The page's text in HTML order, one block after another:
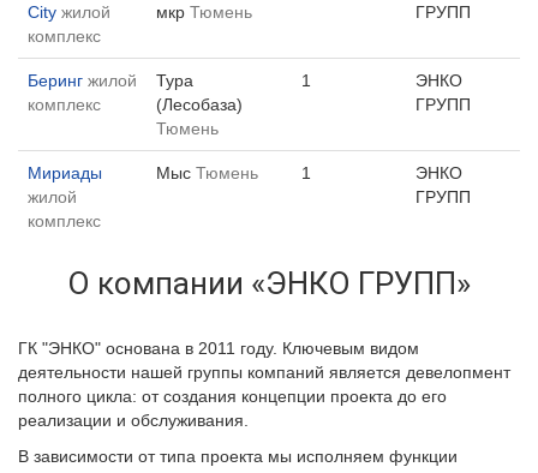
City жилой
комплекс
мкр Тюмень
ГРУПП
Беринг жилой
комплекс
Тура
(Лесобаза)
Тюмень
1
ЭНКО
ГРУПП
Мириады
жилой
комплекс
Мыс Тюмень 1
ЭНКО
ГРУПП
О компании «ЭНКО ГРУПП»
ГК "ЭНКО" основана в 2011 году. Ключевым видом
деятельности нашей группы компаний является девелопмент
полного цикла: от создания концепции проекта до его
реализации и обслуживания.
В зависимости от типа проекта мы исполняем функции